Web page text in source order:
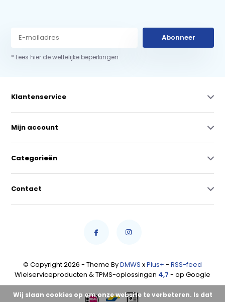
Abonneer
* Lees hier de wettelijke beperkingen
Klantenservice
Mijn account
Categorieën
Contact
© Copyright 2026 - Theme ByDMWS xPlus+ - RSS-feed
Wielserviceproducten & TPMS-oplossingen 4,7 - op Google
Wij slaan cookies op om onze website te verbeteren. Is dat